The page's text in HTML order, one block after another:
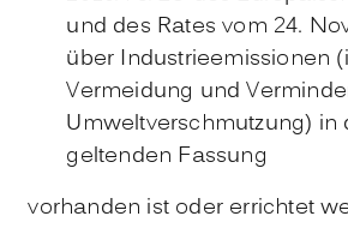
und des Rates vom 24.
über Industrieemissionen
Vermeidung und
Umweltverschmutzung) in
geltenden Fassung
vorhanden ist oder errichtet